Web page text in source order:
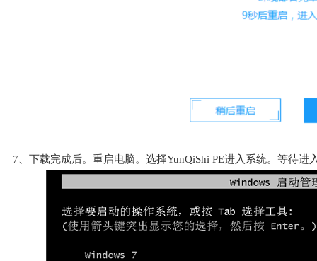
7、下载完成后。重启电脑。选择YunQiShi PE进入系统。等待